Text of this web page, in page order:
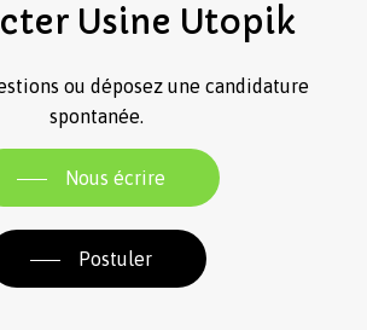
Usine Utopik
ou déposez une candidature
spontanée.
Nous écrire
Postuler